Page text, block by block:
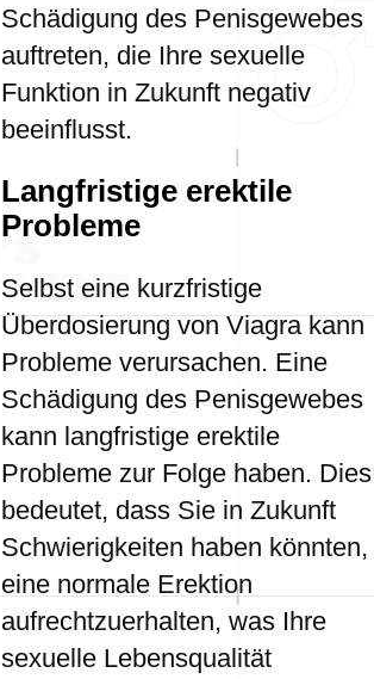
Schädigung des Penisgewebes
auftreten, die Ihre sexuelle
Funktion in Zukunft negativ
beeinflusst.
Langfristige erektile
Probleme
Selbst eine kurzfristige
Überdosierung von Viagra kann
Probleme verursachen. Eine
Schädigung des Penisgewebes
kann langfristige erektile
Probleme zur Folge haben. Dies
bedeutet, dass Sie in Zukunft
Schwierigkeiten haben könnten,
eine normale Erektion
aufrechtzuerhalten, was Ihre
sexuelle Lebensqualität